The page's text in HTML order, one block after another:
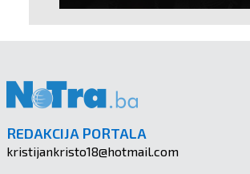
REDAKCIJA PORTALA
kristijankristo18@hotmail.com